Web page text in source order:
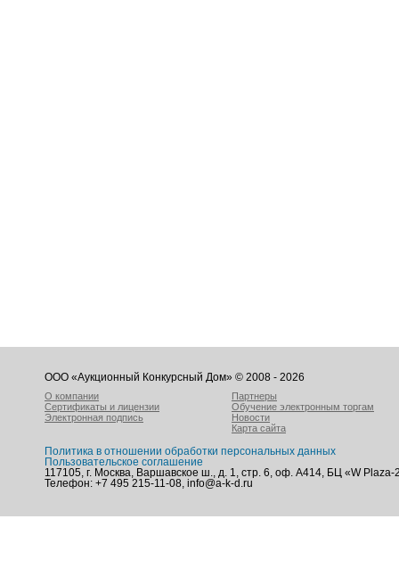
ООО «Аукционный Конкурсный Дом» © 2008 - 2026
О компании
Сертификаты и лицензии
Электронная подпись
Партнеры
Обучение электронным торгам
Новости
Карта сайта
Политика в отношении обработки персональных данных
Пользовательское соглашение
117105, г. Москва, Варшавское ш., д. 1, стр. 6, оф. А414, БЦ «W Plaza-
Телефон: +7 495 215-11-08, info@a-k-d.ru